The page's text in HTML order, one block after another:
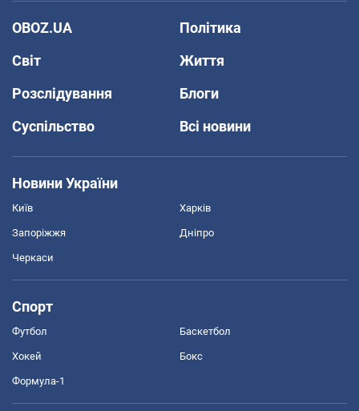
OBOZ.UA
Політика
Світ
Життя
Розслідування
Блоги
Суспільство
Всі новини
Новини України
Київ Харків
Запоріжжя Дніпро
Черкаси
Спорт
Футбол Баскетбол
Хокей Бокс
Формула-1